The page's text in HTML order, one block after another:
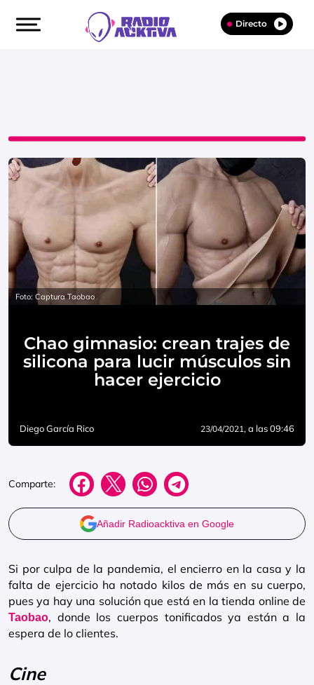
Directo
Foto: Captura Taobao
Chao gimnasio: crean trajes de
silicona para lucir músculos sin
hacer ejercicio
Diego García Rico 23/04/2021, a las 09:46
Comparte:
Añadir Radioacktiva en Google
Si por culpa de la pandemia, el encierro en la casa y la
falta de ejercicio ha notado kilos de más en su cuerpo,
pues ya hay una solución que está en la tienda online de
Taobao, donde los cuerpos tonificados ya están a la
espera de lo clientes.
Cine